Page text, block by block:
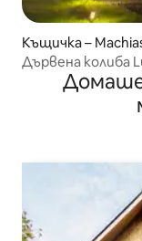
Къщичка –
Дървена колиба
30 акра